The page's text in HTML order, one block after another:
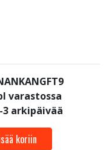
varastossa
arkipäivää
koriin